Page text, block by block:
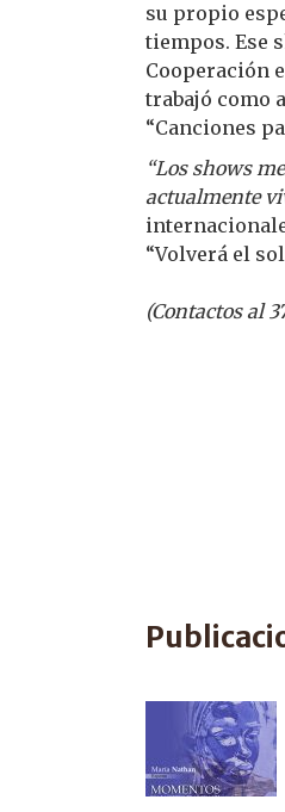
su propio
tiempos. Ese
Cooperación
trabajó como
“Canciones
“Los shows
actualmente
“Volverá el
(Contactos al